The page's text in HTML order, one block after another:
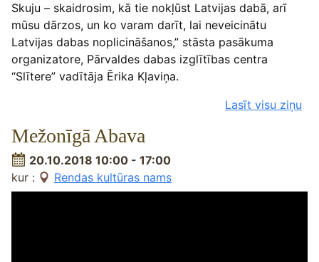
Skuju – skaidrosim, kā tie nokļūst Latvijas dabā, arī
mūsu dārzos, un ko varam darīt, lai neveicinātu
Latvijas dabas noplicināšanos,” stāsta pasākuma
organizatore, Pārvaldes dabas izglītības centra
“Slītere” vadītāja Ērika Kļaviņa.
Lasīt visu ziņu
Mežonīgā Abava
20.10.2018 10:00 - 17:00
kur :
Rendas kultūras nams